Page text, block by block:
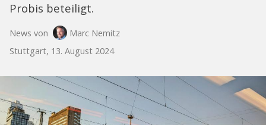
Probis beteiligt.
News von
Marc Nemitz
Stuttgart, 13. August 2024